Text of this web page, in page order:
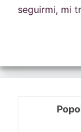
seguirmi, mi